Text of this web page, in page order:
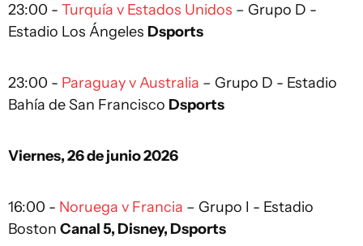
23:00 - Turquía v Estados Unidos – Grupo D -
Estadio Los Ángeles Dsports
23:00 - Paraguay v Australia – Grupo D - Estadio
Bahía de San Francisco Dsports
Viernes, 26 de junio 2026
16:00 - Noruega v Francia – Grupo I - Estadio
Boston Canal 5, Disney, Dsports